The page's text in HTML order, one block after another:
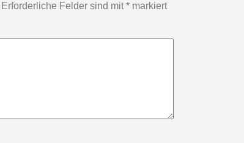
Erforderliche Felder sind mit* markiert